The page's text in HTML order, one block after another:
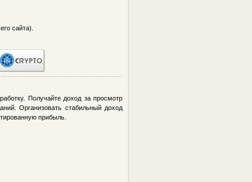
сайта).
Получайте доход за просмотр
Организовать стабильный доход
прибыль.